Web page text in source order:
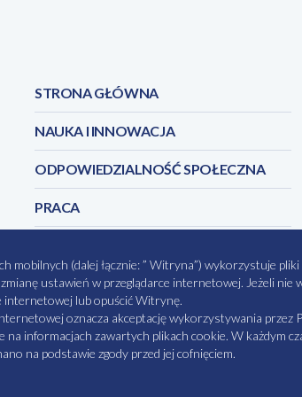
STRONA GŁÓWNA
NAUKA I INNOWACJA
ODPOWIEDZIALNOŚĆ SPOŁECZNA
PRACA
MAPA STRONY
(dalej łącznie: ” Witryna”) wykorzystuje
ustawień w przeglądarce internetowej. Jeżeli
internetowej lub opuścić Witrynę.
oznacza akceptację wykorzystywania przez
informacjach zawartych plikach cookie. W każdym
na podstawie zgody przed jej cofnięciem.